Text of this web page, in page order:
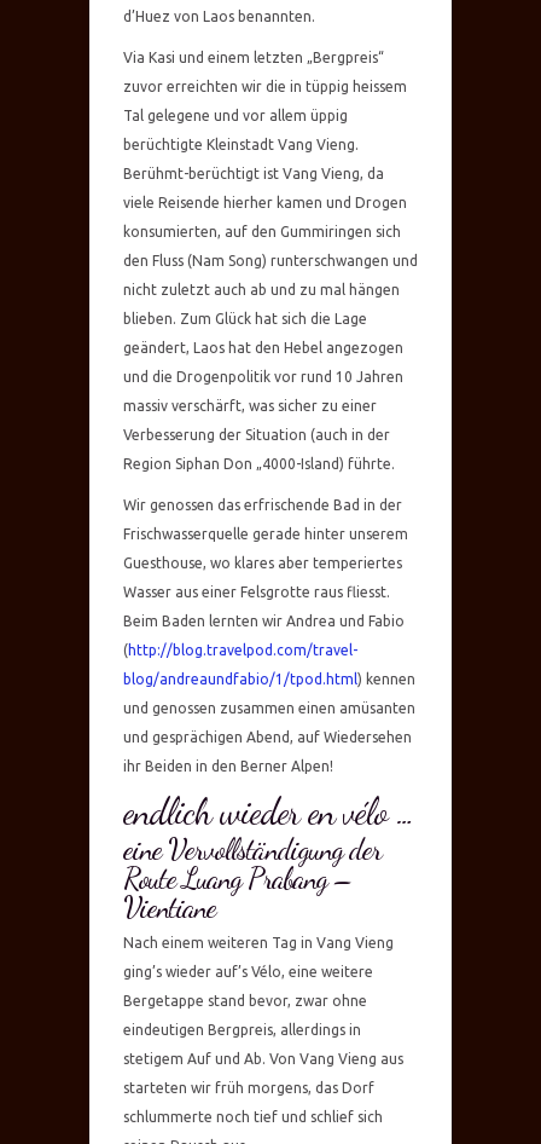
d’Huez von Laos benannten.
Via Kasi und einem letzten „Bergpreis“
zuvor erreichten wir die in tüppig heissem
Tal gelegene und vor allem üppig
berüchtigte Kleinstadt Vang Vieng.
Berühmt-berüchtigt ist Vang Vieng, da
viele Reisende hierher kamen und Drogen
konsumierten, auf den Gummiringen sich
den Fluss (Nam Song) runterschwangen und
nicht zuletzt auch ab und zu mal hängen
blieben. Zum Glück hat sich die Lage
geändert, Laos hat den Hebel angezogen
und die Drogenpolitik vor rund 10 Jahren
massiv verschärft, was sicher zu einer
Verbesserung der Situation (auch in der
Region Siphan Don „4000-Island) führte.
Wir genossen das erfrischende Bad in der
Frischwasserquelle gerade hinter unserem
Guesthouse, wo klares aber temperiertes
Wasser aus einer Felsgrotte raus fliesst.
Beim Baden lernten wir Andrea und Fabio
(http://blog.travelpod.com/travel-
blog/andreaundfabio/1/tpod.html) kennen
und genossen zusammen einen amüsanten
und gesprächigen Abend, auf Wiedersehen
ihr Beiden in den Berner Alpen!
endlich wieder en vélo …
eine Vervollständigung der
Route Luang Prabang –
Vientiane
Nach einem weiteren Tag in Vang Vieng
ging’s wieder auf’s Vélo, eine weitere
Bergetappe stand bevor, zwar ohne
eindeutigen Bergpreis, allerdings in
stetigem Auf und Ab. Von Vang Vieng aus
starteten wir früh morgens, das Dorf
schlummerte noch tief und schlief sich